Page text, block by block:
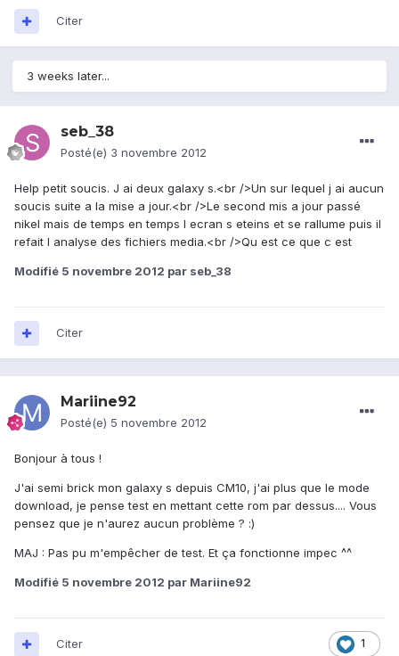
Citer
3 weeks later...
seb_38
Posté(e) 3 novembre 2012
Help petit soucis. J ai deux galaxy s.<br />Un sur lequel j ai aucun
soucis suite a la mise a jour.<br />Le second mis a jour passé
nikel mais de temps en temps l ecran s eteins et se rallume puis il
refait l analyse des fichiers media.<br />Qu est ce que c est
Modifié 5 novembre 2012 par seb_38
Citer
Mariine92
Posté(e) 5 novembre 2012
Bonjour à tous !
J'ai semi brick mon galaxy s depuis CM10, j'ai plus que le mode
download, je pense test en mettant cette rom par dessus.... Vous
pensez que je n'aurez aucun problème ? :)
MAJ : Pas pu m'empêcher de test. Et ça fonctionne impec ^^
Modifié 5 novembre 2012 par Mariine92
1
Citer